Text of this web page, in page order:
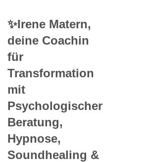
✨Irene Matern,
deine Coachin
für
Transformation
mit
Psychologischer
Beratung,
Hypnose,
Soundhealing &